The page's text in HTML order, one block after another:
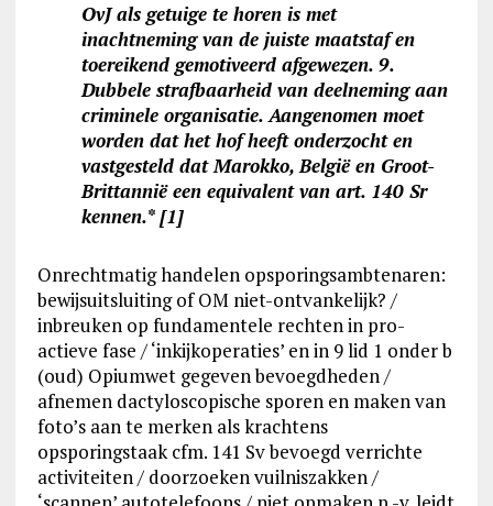
OvJ als getuige te horen is met
inachtneming van de juiste maatstaf en
toereikend gemotiveerd afgewezen. 9.
Dubbele strafbaarheid van deelneming aan
criminele organisatie. Aangenomen moet
worden dat het hof heeft onderzocht en
vastgesteld dat Marokko, België en Groot-
Brittannië een equivalent van art. 140 Sr
kennen.* [1]
Onrechtmatig handelen opsporingsambtenaren:
bewijsuitsluiting of OM niet-ontvankelijk? /
inbreuken op fundamentele rechten in pro-
actieve fase / ‘inkijkoperaties’ en in 9 lid 1 onder b
(oud) Opiumwet gegeven bevoegdheden /
afnemen dactyloscopische sporen en maken van
foto’s aan te merken als krachtens
opsporingstaak cfm. 141 Sv bevoegd verrichte
activiteiten / doorzoeken vuilniszakken /